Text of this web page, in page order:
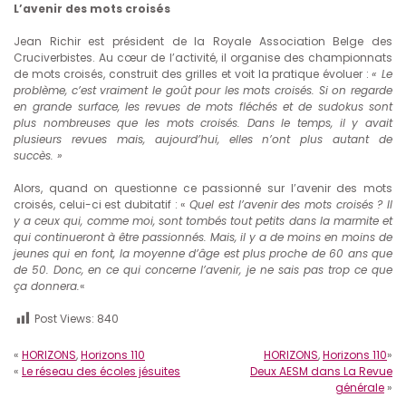
L’avenir des mots croisés
Jean Richir est président de la Royale Association Belge des
Cruciverbistes. Au cœur de l’activité, il organise des championnats
de mots croisés, construit des grilles et voit la pratique évoluer :« Le
problème, c’est vraiment le goût pour les mots croisés. Si on regarde
en grande surface, les revues de mots fléchés et de sudokus sont
plus nombreuses que les mots croisés. Dans le temps, il y avait
plusieurs revues mais, aujourd’hui, elles n’ont plus autant de
succès. »
Alors, quand on questionne ce passionné sur l’avenir des mots
croisés, celui-ci est dubitatif : «Quel est l’avenir des mots croisés ? Il
y a ceux qui, comme moi, sont tombés tout petits dans la marmite et
qui continueront à être passionnés. Mais, il y a de moins en moins de
jeunes qui en font, la moyenne d’âge est plus proche de 60 ans que
de 50. Donc, en ce qui concerne l’avenir, je ne sais pas trop ce que
ça donnera.«
Post Views: 840
« HORIZONS,Horizons 110
« Le réseau des écoles jésuites
HORIZONS,Horizons 110»
Deux AESM dans La Revue
générale »